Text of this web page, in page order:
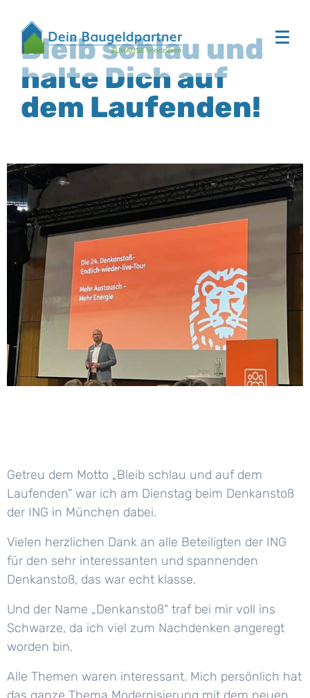
Bleib schlau und
halte Dich auf
dem Laufenden!
Getreu dem Motto „Bleib schlau und auf dem
Laufenden“ war ich am Dienstag beim Denkanstoß
der ING in München dabei.
Vielen herzlichen Dank an alle Beteiligten der ING
für den sehr interessanten und spannenden
Denkanstoß, das war echt klasse.
Und der Name „Denkanstoß“ traf bei mir voll ins
Schwarze, da ich viel zum Nachdenken angeregt
worden bin.
Alle Themen waren interessant. Mich persönlich hat